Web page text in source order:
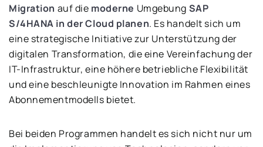
Migration auf die moderne Umgebung SAP
S/4HANA in der Cloud planen. Es handelt sich um
eine strategische Initiative zur Unterstützung der
digitalen Transformation, die eine Vereinfachung der
IT-Infrastruktur, eine höhere betriebliche Flexibilität
und eine beschleunigte Innovation im Rahmen eines
Abonnementmodells bietet.
Bei beiden Programmen handelt es sich nicht nur um